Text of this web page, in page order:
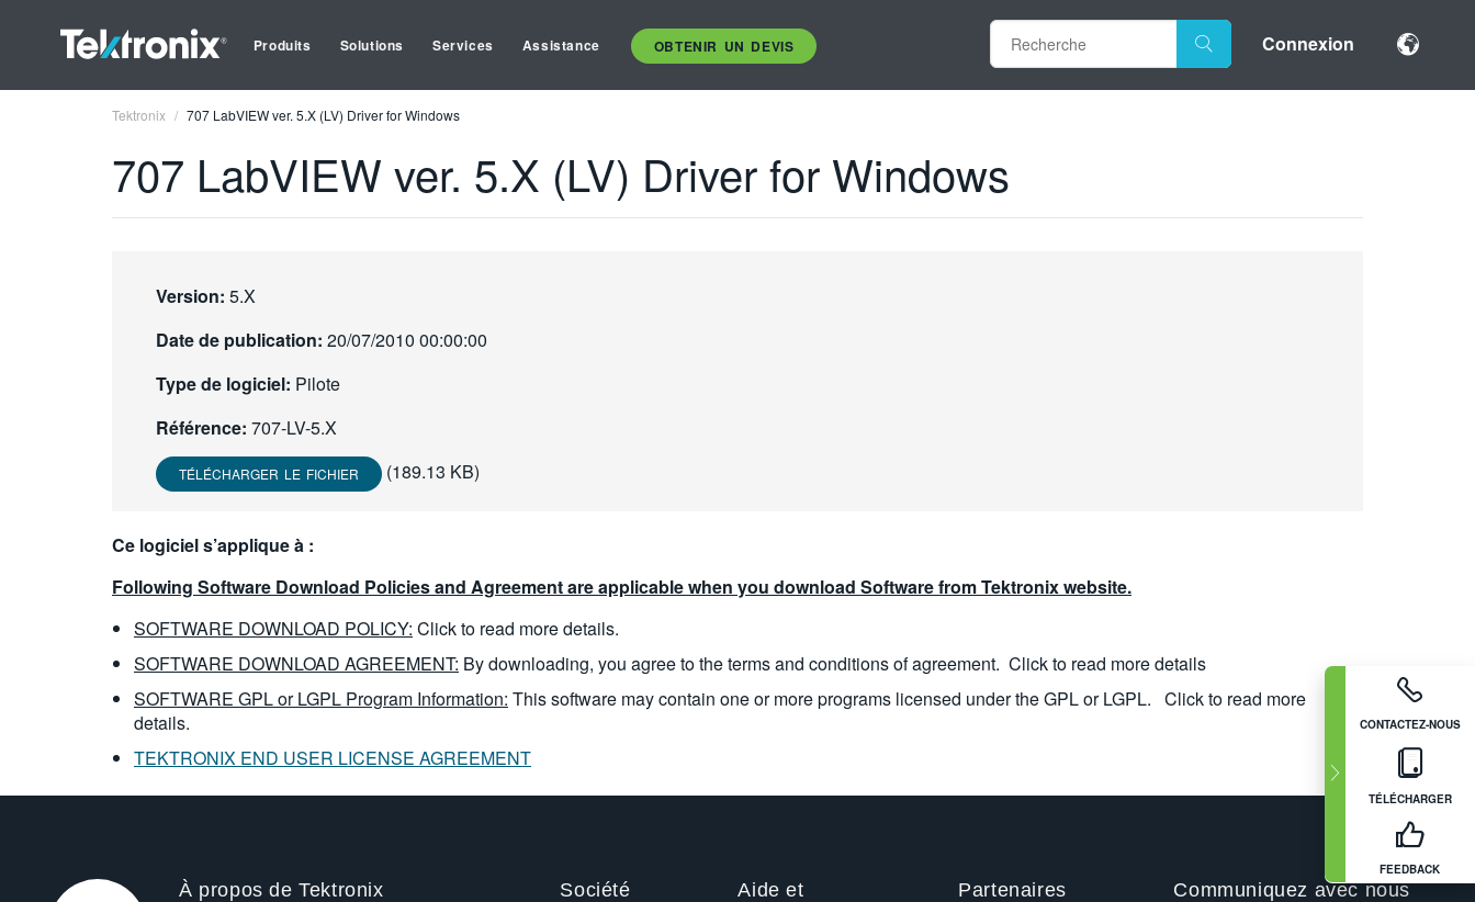
Produits Solutions Services Assistance OBTENIR UN DEVIS Connexion
CONTACTEZ-NOUS
TÉLÉCHARGER
FEEDBACK
Tektronix 707 LabVIEW ver. 5.X (LV) Driver for Windows
707 LabVIEW ver. 5.X (LV) Driver for Windows
Version: 5.X
Date de publication: 20/07/2010 00:00:00
Type de logiciel: Pilote
Référence: 707-LV-5.X
TÉLÉCHARGER LE FICHIER (189.13 KB)
Ce logiciel s’applique à :
Following Software Download Policies and Agreement are applicable when you download Software from Tektronix website.
SOFTWARE DOWNLOAD POLICY: Click to read more details.
SOFTWARE DOWNLOAD AGREEMENT: By downloading, you agree to the terms and conditions of agreement. Click to read more details
SOFTWARE GPL or LGPL Program Information: This software may contain one or more programs licensed under the GPL or LGPL. Click to read more
details.
TEKTRONIX END USER LICENSE AGREEMENT
À propos de Tektronix Société
Aide et
Partenaires Communiquez avec nous